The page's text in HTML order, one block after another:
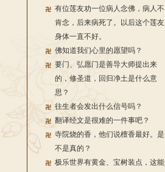
有位莲友劝一位病人念佛，病人不
肯念，后来病死了。以后这个莲友
身体一直不好。
佛知道我们心里的愿望吗？
要门、弘愿门是善导大师提出来
的，修圣道，回归净土是什么意
思？
往生者会发出什么信号吗？
翻译经文是很难的一件事吧？
寺院烧的香，他们说檀香最好。是
不是真的？
极乐世界有黄金、宝树装点，这能